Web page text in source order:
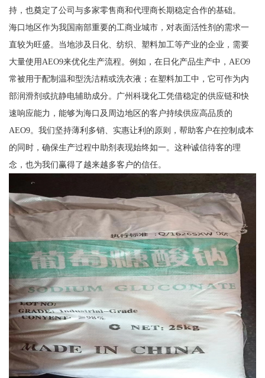
持，也奠定了公司与多家零售商和代理商长期稳定合作的基础。
海口地区作为我国南部重要的工商业城市，对表面活性剂的需求一
直较为旺盛。当地涉及日化、纺织、塑料加工等产业的企业，需要
大量使用AEO9来优化生产流程。例如，在日化产品生产中，AEO9
常被用于配制温和型洗洁精或洗衣液；在塑料加工中，它可作为内
部润滑剂或抗静电辅助成分。广州科珑化工凭借稳定的供应链和快
速响应能力，能够为海口及周边地区的客户持续供应高品质的
AEO9。我们坚持薄利多销、实惠让利的原则，帮助客户在控制成本
的同时，确保生产过程中助剂表现始终如一。这种诚信待客的理
念，也为我们赢得了越来越多客户的信任。